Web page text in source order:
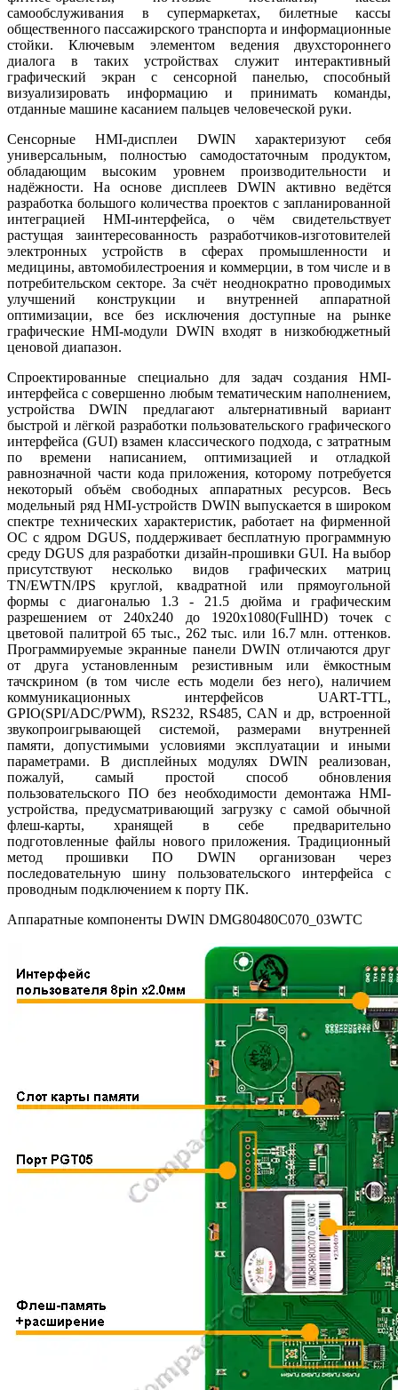
самообслуживания в супермаркетах, билетные кассы
общественного пассажирского транспорта и информационные
стойки. Ключевым элементом ведения двухстороннего
диалога в таких устройствах служит интерактивный
графический экран с сенсорной панелью, способный
визуализировать информацию и принимать команды,
отданные машине касанием пальцев человеческой руки.
Сенсорные HMI-дисплеи DWIN характеризуют себя
универсальным, полностью самодостаточным продуктом,
обладающим высоким уровнем производительности и
надёжности. На основе дисплеев DWIN активно ведётся
разработка большого количества проектов с запланированной
интеграцией HMI-интерфейса, о чём свидетельствует
растущая заинтересованность разработчиков-изготовителей
электронных устройств в сферах промышленности и
медицины, автомобилестроения и коммерции, в том числе и в
потребительском секторе. За счёт неоднократно проводимых
улучшений конструкции и внутренней аппаратной
оптимизации, все без исключения доступные на рынке
графические HMI-модули DWIN входят в низкобюджетный
ценовой диапазон.
Спроектированные специально для задач создания HMI-
интерфейса с совершенно любым тематическим наполнением,
устройства DWIN предлагают альтернативный вариант
быстрой и лёгкой разработки пользовательского графического
интерфейса (GUI) взамен классического подхода, c затратным
по времени написанием, оптимизацией и отладкой
равнозначной части кода приложения, которому потребуется
некоторый объём свободных аппаратных ресурсов. Весь
модельный ряд HMI-устройств DWIN выпускается в широком
спектре технических характеристик, работает на фирменной
ОС с ядром DGUS, поддерживает бесплатную программную
среду DGUS для разработки дизайн-прошивки GUI. На выбор
присутствуют несколько видов графических матриц
TN/EWTN/IPS круглой, квадратной или прямоугольной
формы с диагональю 1.3 - 21.5 дюйма и графическим
разрешением от 240х240 до 1920х1080(FullHD) точек с
цветовой палитрой 65 тыс., 262 тыс. или 16.7 млн. оттенков.
Программируемые экранные панели DWIN отличаются друг
от друга установленным резистивным или ёмкостным
тачскрином (в том числе есть модели без него), наличием
коммуникационных интерфейсов UART-TTL,
GPIO(SPI/ADC/PWM), RS232, RS485, CAN и др, встроенной
звукопроигрывающей системой, размерами внутренней
памяти, допустимыми условиями эксплуатации и иными
параметрами. В дисплейных модулях DWIN реализован,
пожалуй, самый простой способ обновления
пользовательского ПО без необходимости демонтажа HMI-
устройства, предусматривающий загрузку с самой обычной
флеш-карты, хранящей в себе предварительно
подготовленные файлы нового приложения. Традиционный
метод прошивки ПО DWIN организован через
последовательную шину пользовательского интерфейса с
проводным подключением к порту ПК.
Аппаратные компоненты DWIN DMG80480C070_03WTC